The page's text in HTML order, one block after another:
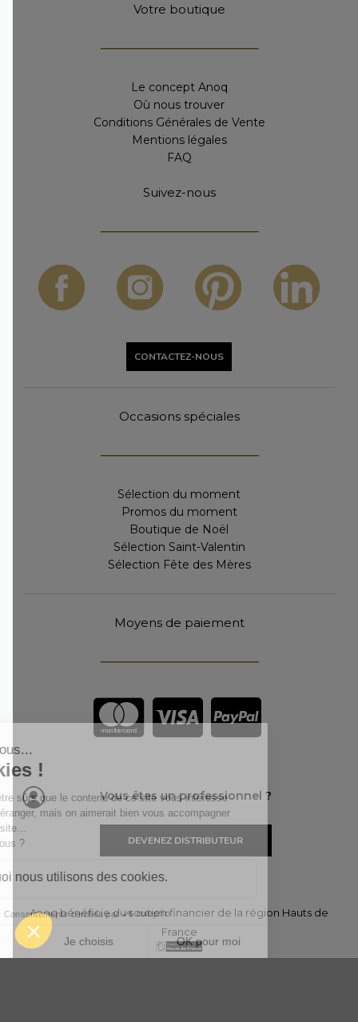
Votre boutique
Le concept Anoq
Où nous trouver
Conditions Générales de Vente
Mentions légales
FAQ
Suivez-nous
CONTACTEZ-NOUS
Occasions spéciales
Sélection du moment
Promos du moment
Boutique de Noël
Sélection Saint-Valentin
Sélection Fête des Mères
Moyens de paiement
Vous êtes un professionnel ?
DEVENEZ DISTRIBUTEUR
Anoq bénéficie du soutien financier de la région Hauts de
France